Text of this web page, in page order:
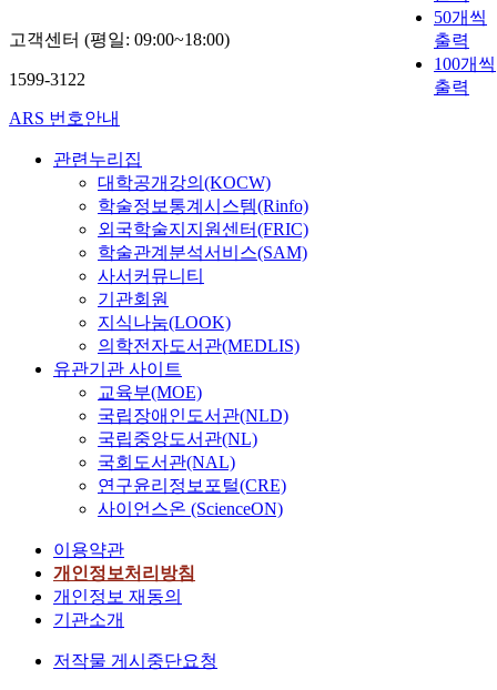
50개씩
출력
100개씩
출력
고객센터 (평일: 09:00~18:00)
1599-3122
ARS 번호안내
관련누리집
대학공개강의(KOCW)
학술정보통계시스템(Rinfo)
외국학술지지원센터(FRIC)
학술관계분석서비스(SAM)
사서커뮤니티
기관회원
지식나눔(LOOK)
의학전자도서관(MEDLIS)
유관기관 사이트
교육부(MOE)
국립장애인도서관(NLD)
국립중앙도서관(NL)
국회도서관(NAL)
연구윤리정보포털(CRE)
사이언스온 (ScienceON)
이용약관
개인정보처리방침
개인정보 재동의
기관소개
저작물 게시중단요청